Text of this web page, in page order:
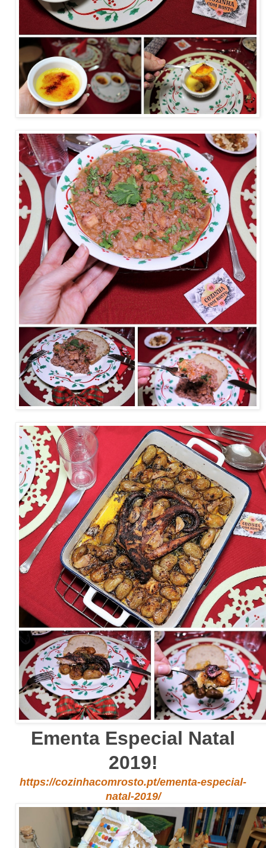
Ementa Especial Natal
2019!
https://cozinhacomrosto.pt/ementa-especial-
natal-2019/